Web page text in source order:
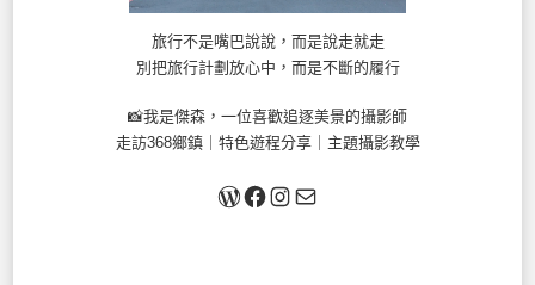
旅行不是嘴巴說說，而是說走就走
別把旅行計劃放心中，而是不斷的履行
📸我是傑森，一位喜歡追逐美景的攝影師
走訪368鄉鎮｜特色遊程分享｜主題攝影教學
關於我Facebook
Instagram